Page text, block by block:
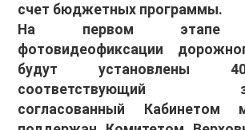
счет бюджетных программы.
На первом этапе
фотовидеофиксации
будут установлены
соответствующий
согласованный Кабинетом